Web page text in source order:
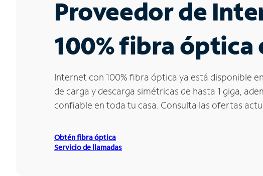
Proveedor de
100% fibra óptica
Internet con 100% fibra óptica ya está disponible
de carga y descarga simétricas de hasta 1 giga,
confiable en toda tu casa. Consulta las ofertas
Obtén fibra óptica
Servicio de llamadas